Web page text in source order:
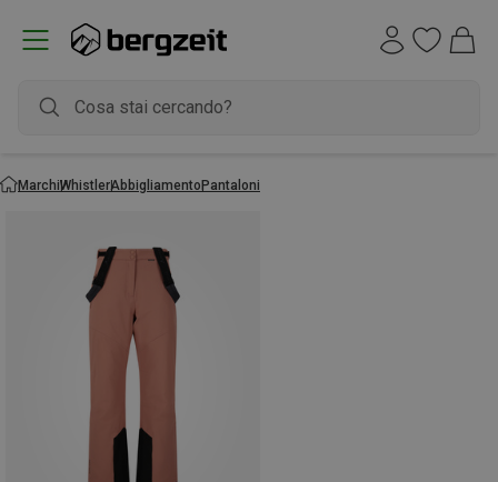
MarchiWhistlerAbbigliamentoPantaloni